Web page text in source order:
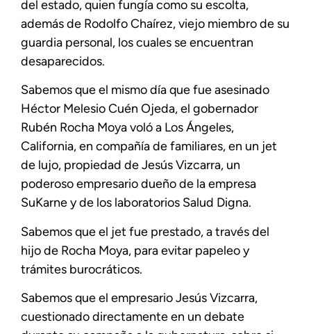
del estado, quien fungía como su escolta,
además de Rodolfo Chaírez, viejo miembro de su
guardia personal, los cuales se encuentran
desaparecidos.
Sabemos que el mismo día que fue asesinado
Héctor Melesio Cuén Ojeda, el gobernador
Rubén Rocha Moya voló a Los Ángeles,
California, en compañía de familiares, en un jet
de lujo, propiedad de Jesús Vizcarra, un
poderoso empresario dueño de la empresa
SuKarne y de los laboratorios Salud Digna.
Sabemos que el jet fue prestado, a través del
hijo de Rocha Moya, para evitar papeleo y
trámites burocráticos.
Sabemos que el empresario Jesús Vizcarra,
cuestionado directamente en un debate